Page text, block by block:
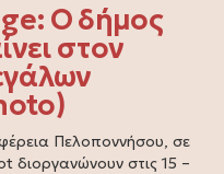
Ο δήμος
στον
Πελοποννήσου, σε
διοργανώνουν στις 15 –